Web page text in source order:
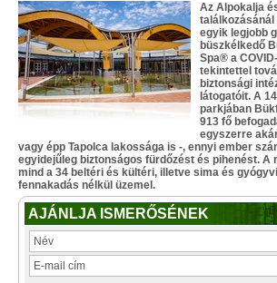
Az Alpokalja
találkozásánál
egyik legjobb
büszkélkedő
Spa® a
tekintettel
biztonsági
látogatóit. A
parkjában
913 fő
egyszerre
vagy épp Tapolca lakossága is -, ennyi ember
egyidejűleg biztonságos fürdőzést és pihenést. A
mind a 34 beltéri és kültéri, illetve sima és
fennakadás nélkül üzemel.
AJÁNLJA ISMERŐSÉNEK